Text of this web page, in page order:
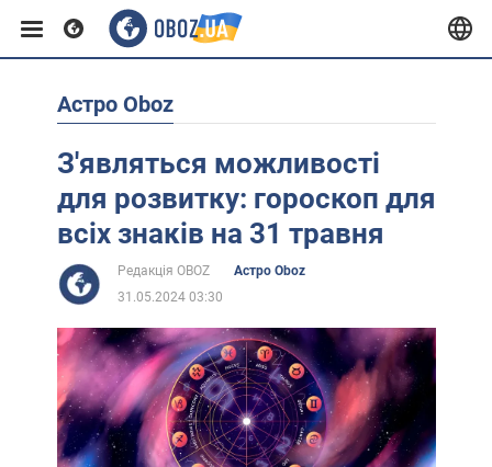
Європа
США
Африка
Життя
Астро Oboz
З'являться можливості
для розвитку: гороскоп для
всіх знаків на 31 травня
Редакція OBOZ
Астро Oboz
31.05.2024 03:30